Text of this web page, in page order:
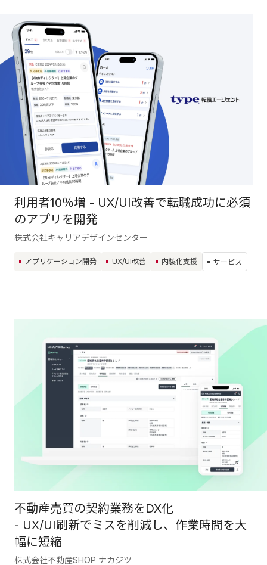
利用者10％増 - UX/UI改善で転職成功に必須
のアプリを開発
株式会社キャリアデザインセンター
アプリケーション開発 UX/UI改善 内製化支援 サービス
不動産売買の契約業務をDX化
- UX/UI刷新でミスを削減し、作業時間を大
幅に短縮
株式会社不動産SHOP ナカジツ